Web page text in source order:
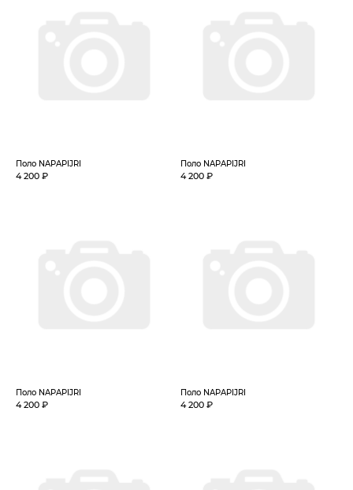
Поло NAPAPIJRI
4 200 ₽
Поло NAPAPIJRI
4 200 ₽
Поло NAPAPIJRI
4 200 ₽
Поло NAPAPIJRI
4 200 ₽